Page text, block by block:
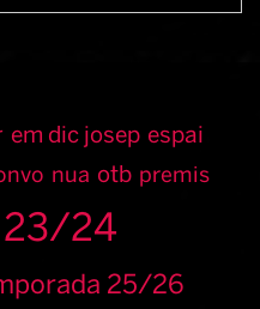
em dic josep espai
nua otb premis
23/24
25/26